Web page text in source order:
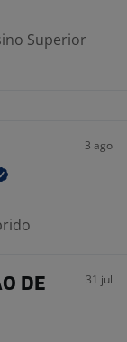
Superior
3 ago
DE
31 jul